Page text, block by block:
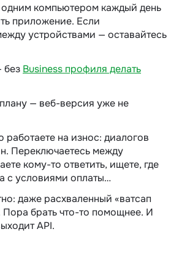
одним компьютером каждый день
приложение. Если
устройствами — оставайтесь
без Business профиля делать
— веб-версия уже не
работаете на износ: диалогов
Переключаетесь между
кому-то ответить, ищете, где
с условиями оплаты…
даже расхваленный «ватсап
Пора брать что-то помощнее. И
API.